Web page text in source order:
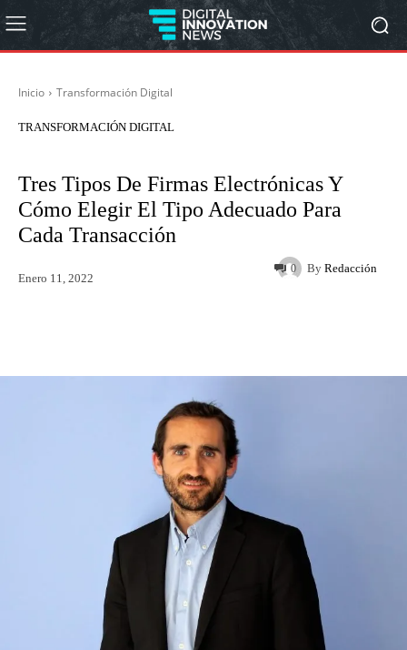
Inicio Transformación Digital
TRANSFORMACIÓN DIGITAL
Tres Tipos De Firmas Electrónicas Y
Cómo Elegir El Tipo Adecuado Para
Cada Transacción
By Redacción
Enero 11, 2022
0